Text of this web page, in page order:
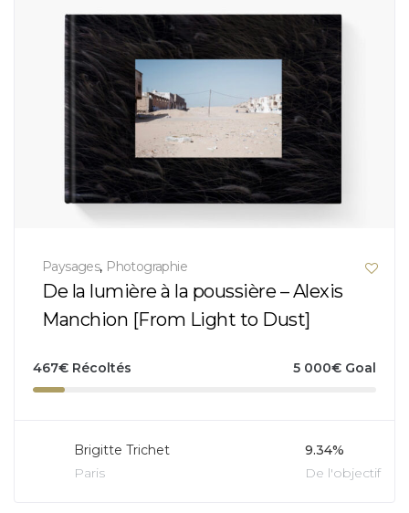
Paysages, Photographie
De la lumière à la poussière – Alexis
Manchion [From Light to Dust]
467€ Récoltés 5 000€ Goal
Brigitte Trichet
Paris
9.34%
De l'objectif